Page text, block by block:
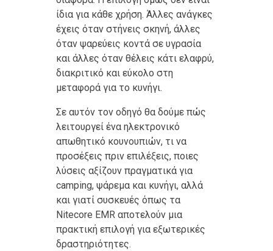
ίδια για κάθε χρήση. Άλλες ανάγκες
έχεις όταν στήνεις σκηνή, άλλες
όταν ψαρεύεις κοντά σε υγρασία
και άλλες όταν θέλεις κάτι ελαφρύ,
διακριτικό και εύκολο στη
μεταφορά για το κυνήγι.
Σε αυτόν τον οδηγό θα δούμε πώς
λειτουργεί ένα ηλεκτρονικό
απωθητικό κουνουπιών, τι να
προσέξεις πριν επιλέξεις, ποιες
λύσεις αξίζουν πραγματικά για
camping, ψάρεμα και κυνήγι, αλλά
και γιατί συσκευές όπως τα
Nitecore EMR αποτελούν μια
πρακτική επιλογή για εξωτερικές
δραστηριότητες.